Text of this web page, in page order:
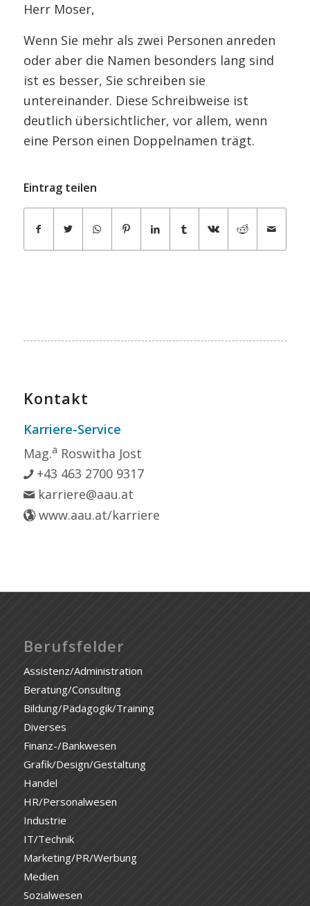
Herr Moser,
Wenn Sie mehr als zwei Personen anreden
oder aber die Namen besonders lang sind
ist es besser, Sie schreiben sie
untereinander. Diese Schreibweise ist
deutlich übersichtlicher, vor allem, wenn
eine Person einen Doppelnamen trägt.
Eintrag teilen
Kontakt
Karriere-Service
Mag.a Roswitha Jost
+43 463 2700 9317
karriere@aau.at
www.aau.at/karriere
Berufsfelder
Assistenz/Administration
Beratung/Consulting
Bildung/Pädagogik/Training
Diverses
Finanz-/Bankwesen
Grafik/Design/Gestaltung
Handel
HR/Personalwesen
Industrie
IT/Technik
Marketing/PR/Werbung
Medien
Sozialwesen